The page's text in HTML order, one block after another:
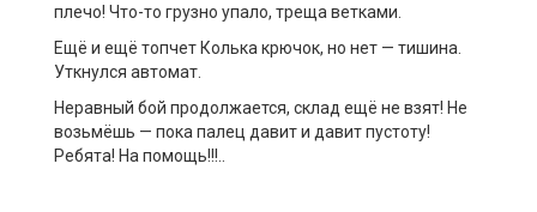
плечо! Что-то грузно упало, треща ветками.
Ещё и ещё топчет Колька крючок, но нет — тишина.
Уткнулся автомат.
Неравный бой продолжается, склад ещё не взят! Не
возьмёшь — пока палец давит и давит пустоту!
Ребята! На помощь!!!..